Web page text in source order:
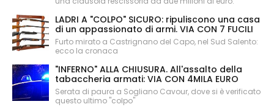
LADRI A "COLPO" SICURO: ripuliscono una casa
di un appassionato di armi. VIA CON 7 FUCILI
Furto mirato a Castrignano del Capo, nel Sud Salento:
ecco la cronaca
"INFERNO" ALLA CHIUSURA. All'assalto della
tabaccheria armati: VIA CON 4MILA EURO
Serata di paura a Sogliano Cavour, dove si è verificato
questo ultimo "colpo"